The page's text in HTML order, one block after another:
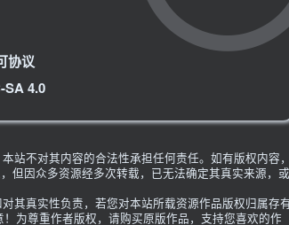
协议
SA 4.0
站不对其内容的合法性承担任何责任。如有版权内容
但因众多资源经多次转载，已无法确定其真实来源，或
其真实性负责，若您对本站所载资源作品版权归属存
为尊重作者版权，请购买原版作品，支持您喜欢的作